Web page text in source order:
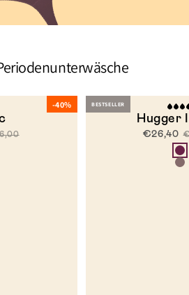
-40% BESTSELLER
Hugger
€26,40